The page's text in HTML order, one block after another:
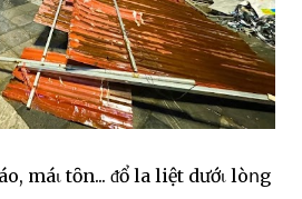
máι tȏn... ᵭổ la liệt dướι lòոg